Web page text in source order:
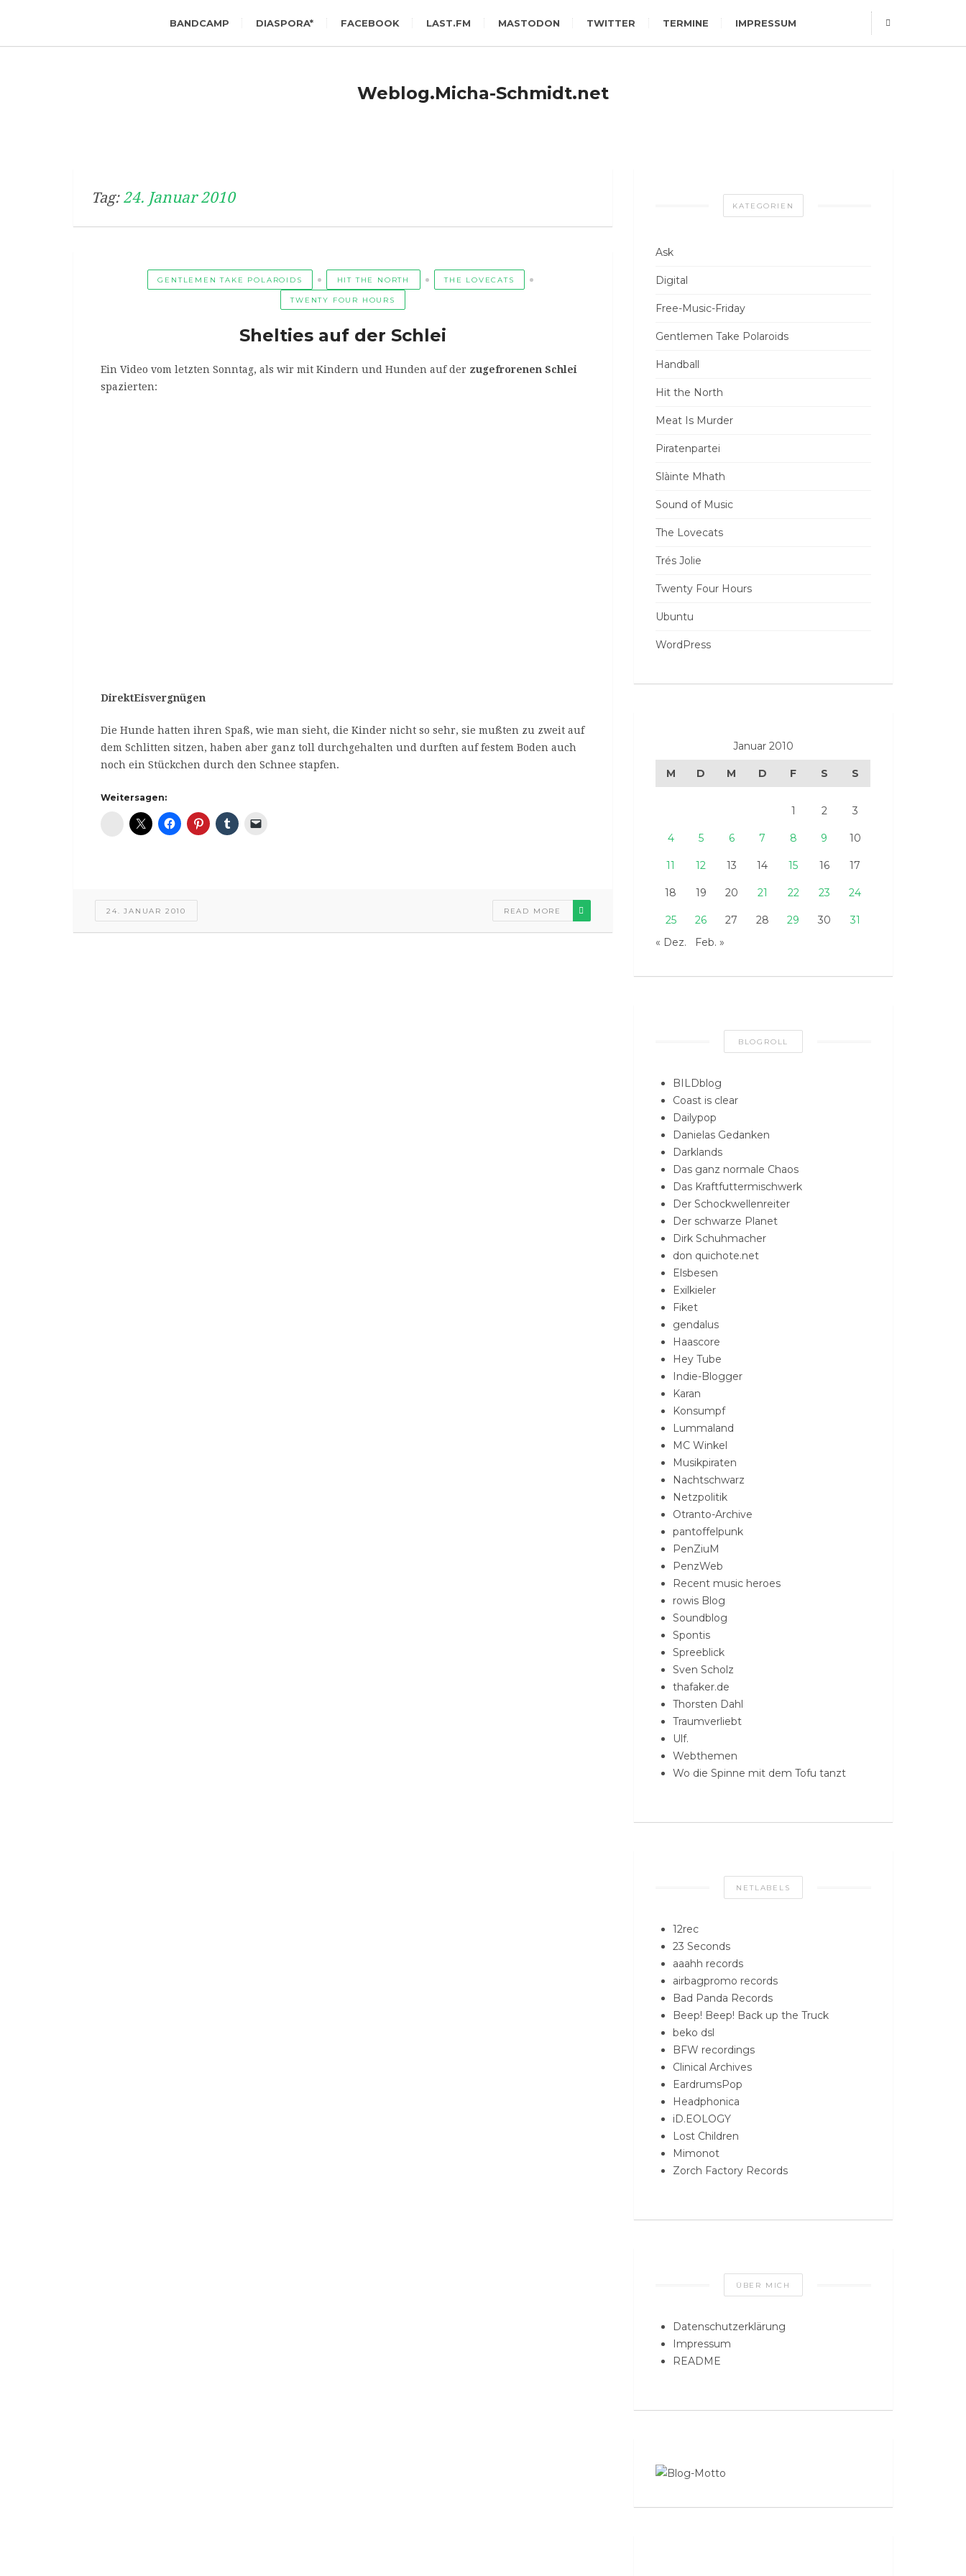
BANDCAMP DIASPORA* FACEBOOK LAST.FM MASTODON TWITTER TERMINE IMPRESSUM
Weblog.Micha-Schmidt.net
Tag: 24. Januar 2010
GENTLEMEN TAKE POLAROIDS HIT THE NORTH THE LOVECATS
TWENTY FOUR HOURS
Shelties auf der Schlei
Ein Video vom letzten Sonntag, als wir mit Kindern und Hunden auf der zugefrorenen Schlei
spazierten:
DirektEisvergnügen
Die Hunde hatten ihren Spaß, wie man sieht, die Kinder nicht so sehr, sie mußten zu zweit auf
dem Schlitten sitzen, haben aber ganz toll durchgehalten und durften auf festem Boden auch
noch ein Stückchen durch den Schnee stapfen.
Weitersagen:
Diaspora*
24. JANUAR 2010 READ MORE
KATEGORIEN
Ask
Digital
Free-Music-Friday
Gentlemen Take Polaroids
Handball
Hit the North
Meat Is Murder
Piratenpartei
Slàinte Mhath
Sound of Music
The Lovecats
Trés Jolie
Twenty Four Hours
Ubuntu
WordPress
Januar 2010
M D M D F S S
1 2 3
4 5 6 7 8 9 10
11 12 13 14 15 16 17
18 19 20 21 22 23 24
25 26 27 28 29 30
31
« Dez.
Feb. »
BLOGROLL
BILDblog
Coast is clear
Dailypop
Danielas Gedanken
Darklands
Das ganz normale Chaos
Das Kraftfuttermischwerk
Der Schockwellenreiter
Der schwarze Planet
Dirk Schuhmacher
don quichote.net
Elsbesen
Exilkieler
Fiket
gendalus
Haascore
Hey Tube
Indie-Blogger
Karan
Konsumpf
Lummaland
MC Winkel
Musikpiraten
Nachtschwarz
Netzpolitik
Otranto-Archive
pantoffelpunk
PenZiuM
PenzWeb
Recent music heroes
rowis Blog
Soundblog
Spontis
Spreeblick
Sven Scholz
thafaker.de
Thorsten Dahl
Traumverliebt
Ulf.
Webthemen
Wo die Spinne mit dem Tofu tanzt
NETLABELS
12rec
23 Seconds
aaahh records
airbagpromo records
Bad Panda Records
Beep! Beep! Back up the Truck
beko dsl
BFW recordings
Clinical Archives
EardrumsPop
Headphonica
iD.EOLOGY
Lost Children
Mimonot
Zorch Factory Records
ÜBER MICH
Datenschutzerklärung
Impressum
README